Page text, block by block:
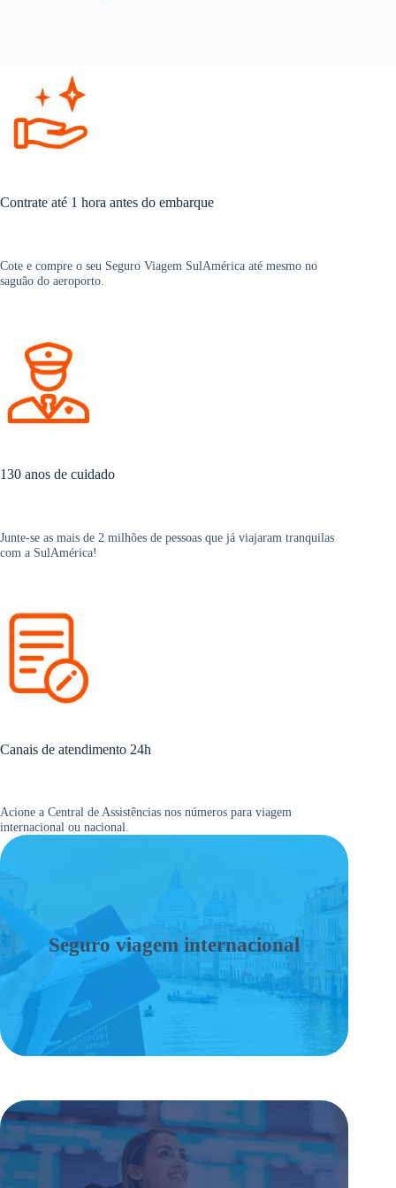
Contrate até 1 hora antes do embarque
Cote e compre o seu Seguro Viagem SulAmérica até mesmo no
saguão do aeroporto.
130 anos de cuidado
Junte-se as mais de 2 milhões de pessoas que já viajaram tranquilas
com a SulAmérica!
Canais de atendimento 24h
Acione a Central de Assistências nos números para viagem
internacional ou nacional.
Seguro viagem internacional